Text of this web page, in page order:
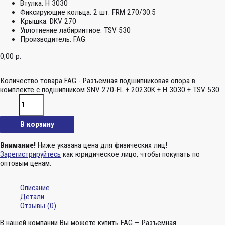
Втулка: H 3030
Фиксирующие кольца: 2 шт. FRM 270/30.5
Крышка: DKV 270
Уплотнение лабиринтное: TSV 530
Производитель: FAG
0,00 р.
Количество товара FAG - Разъемная подшипниковая опора в
комплекте с подшипником SNV 270-FL + 20230K + H 3030 + TSV 530
В корзину
Внимание! Ниже указана цена для физических лиц!
Зарегистрируйтесь как юридическое лицо, чтобы покупать по
оптовым ценам.
Описание
Детали
Отзывы (0)
В нашей компании Вы можете купить FAG — Разъемная